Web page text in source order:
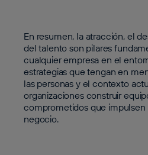
En resumen, la atracción, el
del talento son pilares
cualquier empresa en el
estrategias que tengan en
las personas y el contexto
organizaciones construir
comprometidos que
negocio.